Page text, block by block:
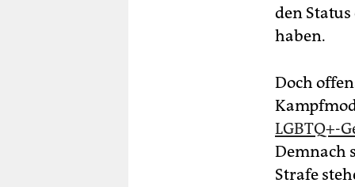
den
haben.
Doch
LGBTQ+-
Demnach
Strafe